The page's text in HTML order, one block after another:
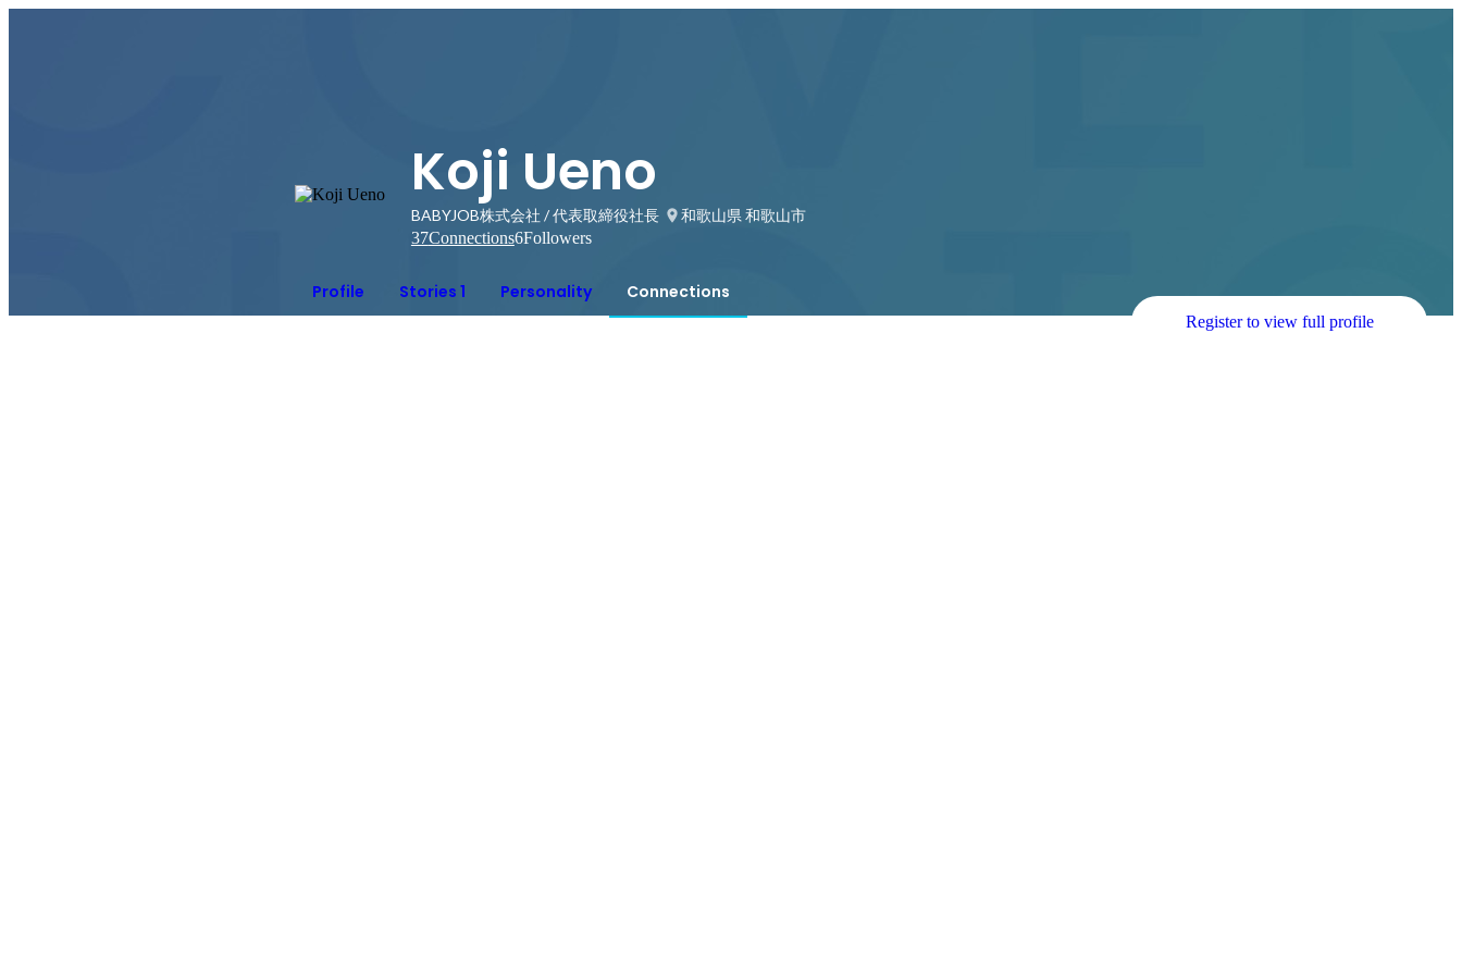
Koji Ueno
BABYJOB株式会社 / 代表取締役社長
和歌山県 和歌山市
37Connections6Followers
Profile Stories 1 Personality Connections
Register to view full profile